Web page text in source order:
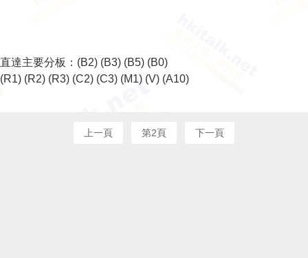
直達主要分板： (B2) (B3) (B5) (B0)
(R1) (R2) (R3) (C2) (C3) (M1) (V) (A10)
上一頁 第2頁 下一頁